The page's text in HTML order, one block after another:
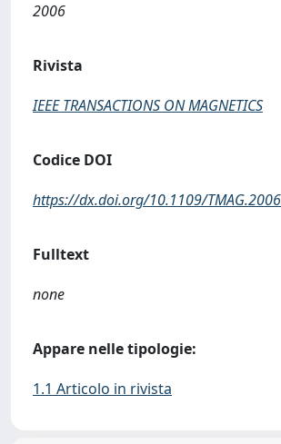
2006
Rivista
IEEE TRANSACTIONS ON MAGNETICS
Codice DOI
https://dx.doi.org/10.1109/
Fulltext
none
Appare nelle tipologie:
1.1 Articolo in rivista